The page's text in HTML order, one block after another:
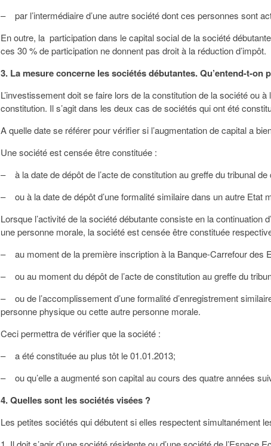
– par l’intermédiaire d’une autre société dont ces personnes sont
En outre, la participation dans le capital social de la société
ces 30 % de participation ne donnent pas droit à la réduction d’impôt.
3. La mesure concerne les sociétés débutantes. Qu’entend-t-on
L’investissement doit se faire lors de la constitution de la société ou
constitution. Il s’agit dans les deux cas de sociétés qui ont été
A quelle date se référer pour vérifier si l’augmentation de capital a
Une société est censée être constituée :
– à la date de dépôt de l’acte de constitution au greffe du tribunal
– ou à la date de dépôt d’une formalité similaire dans un autre Etat
Lorsque l’activité de la société débutante consiste en la
une personne morale, la société est censée être constituée
– au moment de la première inscription à la Banque-Carrefour des
– ou au moment du dépôt de l’acte de constitution au greffe du
– ou de l’accomplissement d’une formalité d’enregistrement
personne physique ou cette autre personne morale.
Ceci permettra de vérifier que la société :
– a été constituée au plus tôt le 01.01.2013;
– ou qu’elle a augmenté son capital au cours des quatre années
4. Quelles sont les sociétés visées ?
Les petites sociétés qui débutent si elles respectent simultanément